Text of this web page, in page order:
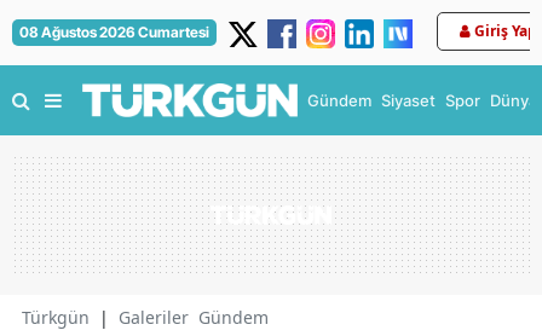
08 Ağustos 2026 Cumartesi Giriş Yap
Gündem Siyaset Spor Dünya
Türkgün | Galeriler Gündem